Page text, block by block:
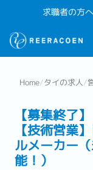
求職者の方へ
Home/タイの求人/
【募集終了
【技術営業
ルメーカー
能！）